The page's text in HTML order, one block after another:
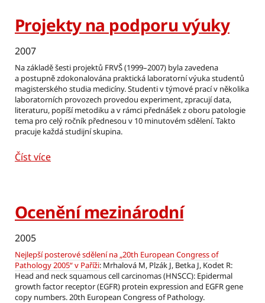
Projekty na podporu výuky
2007
Na základě šesti projektů FRVŠ (1999–2007) byla zavedena
a postupně zdokonalována praktická laboratorní výuka studentů
magisterského studia medicíny. Studenti v týmové prací v několika
laboratorních provozech provedou experiment, zpracují data,
literaturu, popíší metodiku a v rámci přednášek z oboru patologie
tema pro celý ročník přednesou v 10 minutovém sdělení. Takto
pracuje každá studijní skupina.
Číst více
Ocenění mezinárodní
2005
Nejlepší posterové sdělení na „20th European Congress of
Pathology 2005“ v Paříži: Mrhalová M, Plzák J, Betka J, Kodet R:
Head and neck squamous cell carcinomas (HNSCC): Epidermal
growth factor receptor (EGFR) protein expression and EGFR gene
copy numbers. 20th European Congress of Pathology.